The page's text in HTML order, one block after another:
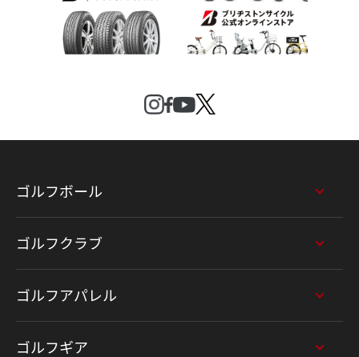
ゴルフボール
ゴルフクラブ
ゴルフアパレル
ゴルフギア